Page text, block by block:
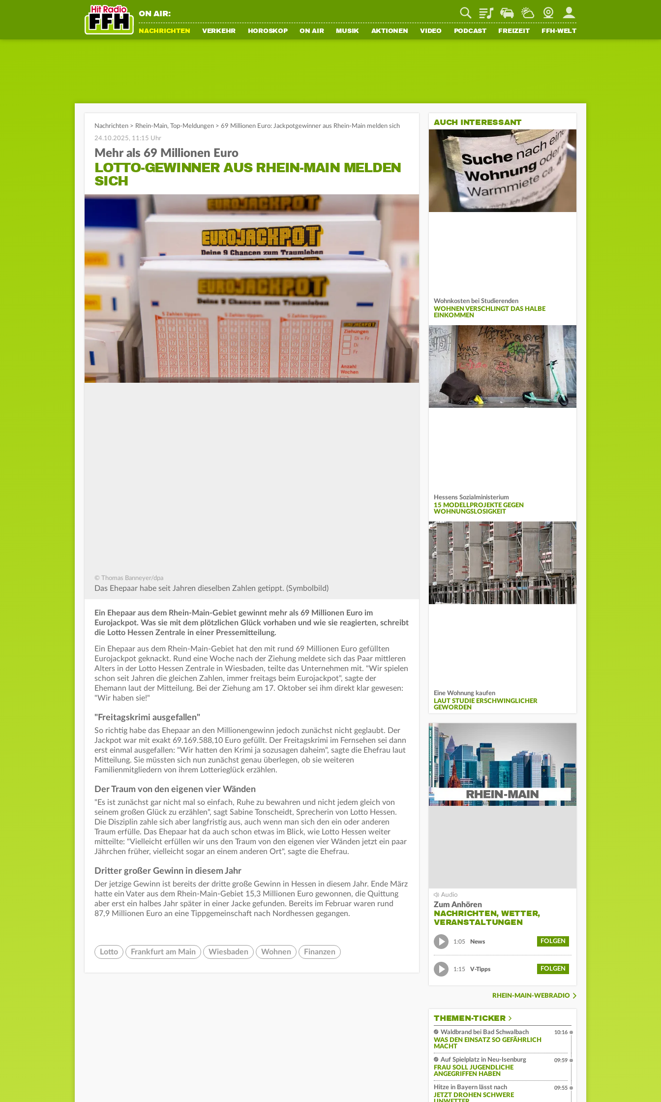
ON AIR: PlaylistStaupilotWetterWebcamMein FFH
NACHRICHTEN VERKEHR HOROSKOP ON AIR MUSIK AKTIONEN VIDEO PODCAST FREIZEIT FFH-WELT
Nachrichten > Rhein-Main, Top-Meldungen > 69 Millionen Euro: Jackpotgewinner aus Rhein-Main melden sich
24.10.2025, 11:15 Uhr
Mehr als 69 Millionen Euro
LOTTO-GEWINNER AUS RHEIN-MAIN MELDEN
SICH
© Thomas Banneyer/dpa
Das Ehepaar habe seit Jahren dieselben Zahlen getippt. (Symbolbild)
Ein Ehepaar aus dem Rhein-Main-Gebiet gewinnt mehr als 69 Millionen Euro im
Eurojackpot. Was sie mit dem plötzlichen Glück vorhaben und wie sie reagierten, schreibt
die Lotto Hessen Zentrale in einer Pressemitteilung.
Ein Ehepaar aus dem Rhein-Main-Gebiet hat den mit rund 69 Millionen Euro gefüllten
Eurojackpot geknackt. Rund eine Woche nach der Ziehung meldete sich das Paar mittleren
Alters in der Lotto Hessen Zentrale in Wiesbaden, teilte das Unternehmen mit. "Wir spielen
schon seit Jahren die gleichen Zahlen, immer freitags beim Eurojackpot", sagte der
Ehemann laut der Mitteilung. Bei der Ziehung am 17. Oktober sei ihm direkt klar gewesen:
"Wir haben sie!"
"Freitagskrimi ausgefallen"
So richtig habe das Ehepaar an den Millionengewinn jedoch zunächst nicht geglaubt. Der
Jackpot war mit exakt 69.169.588,10 Euro gefüllt. Der Freitagskrimi im Fernsehen sei dann
erst einmal ausgefallen: "Wir hatten den Krimi ja sozusagen daheim", sagte die Ehefrau laut
Mitteilung. Sie müssten sich nun zunächst genau überlegen, ob sie weiteren
Familienmitgliedern von ihrem Lotterieglück erzählen.
Der Traum von den eigenen vier Wänden
"Es ist zunächst gar nicht mal so einfach, Ruhe zu bewahren und nicht jedem gleich von
seinem großen Glück zu erzählen", sagt Sabine Tonscheidt, Sprecherin von Lotto Hessen.
Die Disziplin zahle sich aber langfristig aus, auch wenn man sich den ein oder anderen
Traum erfülle. Das Ehepaar hat da auch schon etwas im Blick, wie Lotto Hessen weiter
mitteilte: "Vielleicht erfüllen wir uns den Traum von den eigenen vier Wänden jetzt ein paar
Jährchen früher, vielleicht sogar an einem anderen Ort", sagte die Ehefrau.
Dritter großer Gewinn in diesem Jahr
Der jetzige Gewinn ist bereits der dritte große Gewinn in Hessen in diesem Jahr. Ende März
hatte ein Vater aus dem Rhein-Main-Gebiet 15,3 Millionen Euro gewonnen, die Quittung
aber erst ein halbes Jahr später in einer Jacke gefunden. Bereits im Februar waren rund
87,9 Millionen Euro an eine Tippgemeinschaft nach Nordhessen gegangen.
Lotto Frankfurt am Main Wiesbaden Wohnen Finanzen
AUCH INTERESSANT
Wohnkosten bei Studierenden
WOHNEN VERSCHLINGT DAS HALBE
EINKOMMEN
Hessens Sozialministerium
15 MODELLPROJEKTE GEGEN
WOHNUNGSLOSIGKEIT
Eine Wohnung kaufen
LAUT STUDIE ERSCHWINGLICHER
GEWORDEN
Zum Anhören
NACHRICHTEN, WETTER,
VERANSTALTUNGEN
1:05 News FOLGEN
1:15 V-Tipps FOLGEN
RHEIN-MAIN-WEBRADIO
THEMEN-TICKER
Waldbrand bei Bad Schwalbach
WAS DEN EINSATZ SO GEFÄHRLICH
MACHT
10:16
Auf Spielplatz in Neu-Isenburg
FRAU SOLL JUGENDLICHE
ANGEGRIFFEN HABEN
09:59
Hitze in Bayern lässt nach
JETZT DROHEN SCHWERE
09:55